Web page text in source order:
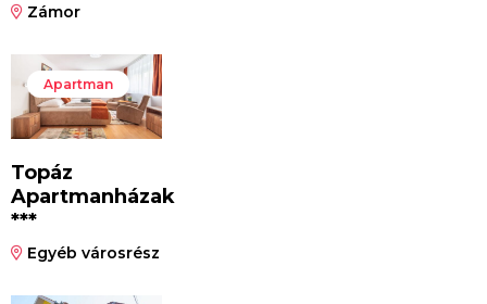
Zámor
Apartman
Topáz
Apartmanházak
***
Egyéb városrész